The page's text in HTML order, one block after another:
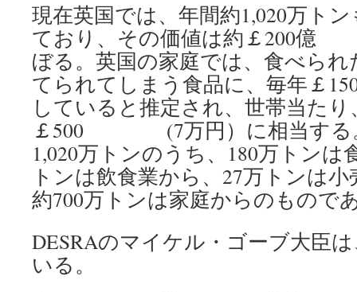
現在英国では、年間約1,020万ト
ており、その価値は約￡200億
ぼる。英国の家庭では、食べら
てられてしまう食品に、毎年￡
していると推定され、世帯当たり
￡500 (7万円）に相当する。
1,020万トンのうち、180万トンは
トンは飲食業から、27万トンは
約700万トンは家庭からのもので
DESRAのマイケル・ゴーブ大臣
いる。